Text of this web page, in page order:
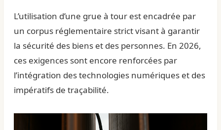
L’utilisation d’une grue à tour est encadrée par
un corpus réglementaire strict visant à garantir
la sécurité des biens et des personnes. En 2026,
ces exigences sont encore renforcées par
l’intégration des technologies numériques et des
impératifs de traçabilité.